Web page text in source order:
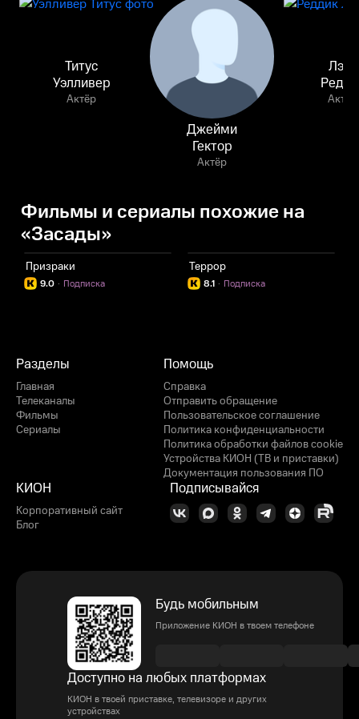
Титус
Уэлливер
Актёр
Джейми
Гектор
Актёр
Лэнс
Актёр
Фильмы и сериалы похожие на
«Засады»
Призраки
9.0 Подписка
·
Террор
8.1 Подписка
·
Разделы
Главная
Телеканалы
Фильмы
Сериалы
Помощь
Справка
Отправить обращение
Пользовательское соглашение
Политика конфиденциальности
Политика обработки файлов cookie
Устройства КИОН (ТВ и приставки)
Документация пользования ПО
КИОН
Корпоративный сайт
Блог
Подписывайся
Будь мобильным
Приложение КИОН в твоем телефоне
Доступно на любых платформах
КИОН в твоей приставке, телевизоре и других
устройствах